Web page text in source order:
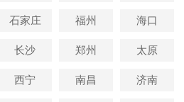
石家庄 福州 海口
长沙 郑州 太原
西宁 南昌 济南